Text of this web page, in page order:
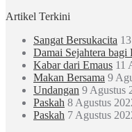
Artikel Terkini
Sangat Bersukacita
Damai Sejahtera bagi
Kabar dari Emaus 11
Makan Bersama 9
Undangan 9 Agustus
Paskah 8 Agustus
Paskah 7 Agustus